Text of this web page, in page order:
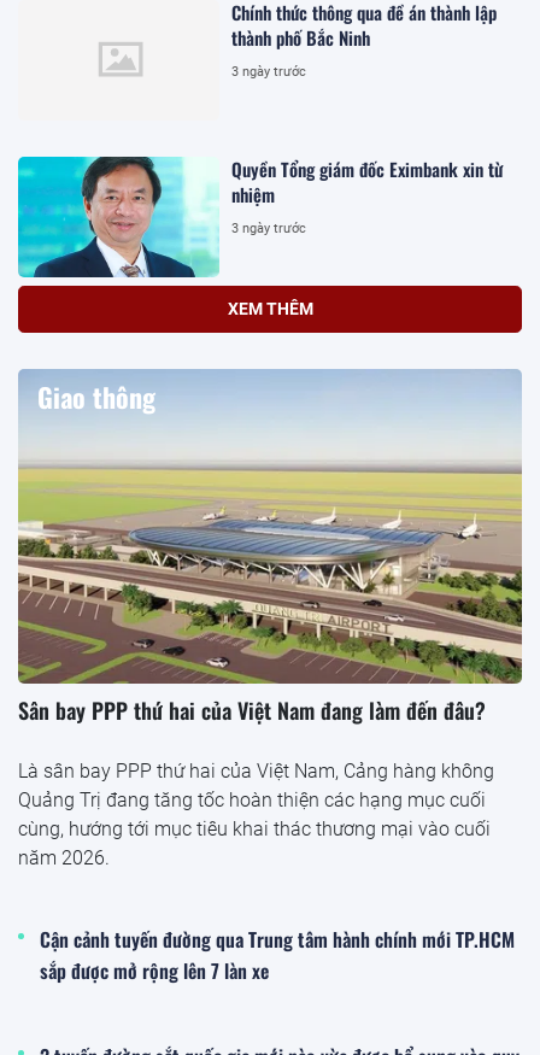
Chính thức thông qua đề án thành lập
thành phố Bắc Ninh
3 ngày trước
Quyền Tổng giám đốc Eximbank xin từ
nhiệm
3 ngày trước
XEM THÊM
Giao thông
Sân bay PPP thứ hai của Việt Nam đang làm đến đâu?
Là sân bay PPP thứ hai của Việt Nam, Cảng hàng không
Quảng Trị đang tăng tốc hoàn thiện các hạng mục cuối
cùng, hướng tới mục tiêu khai thác thương mại vào cuối
năm 2026.
Cận cảnh tuyến đường qua Trung tâm hành chính mới TP.HCM
sắp được mở rộng lên 7 làn xe